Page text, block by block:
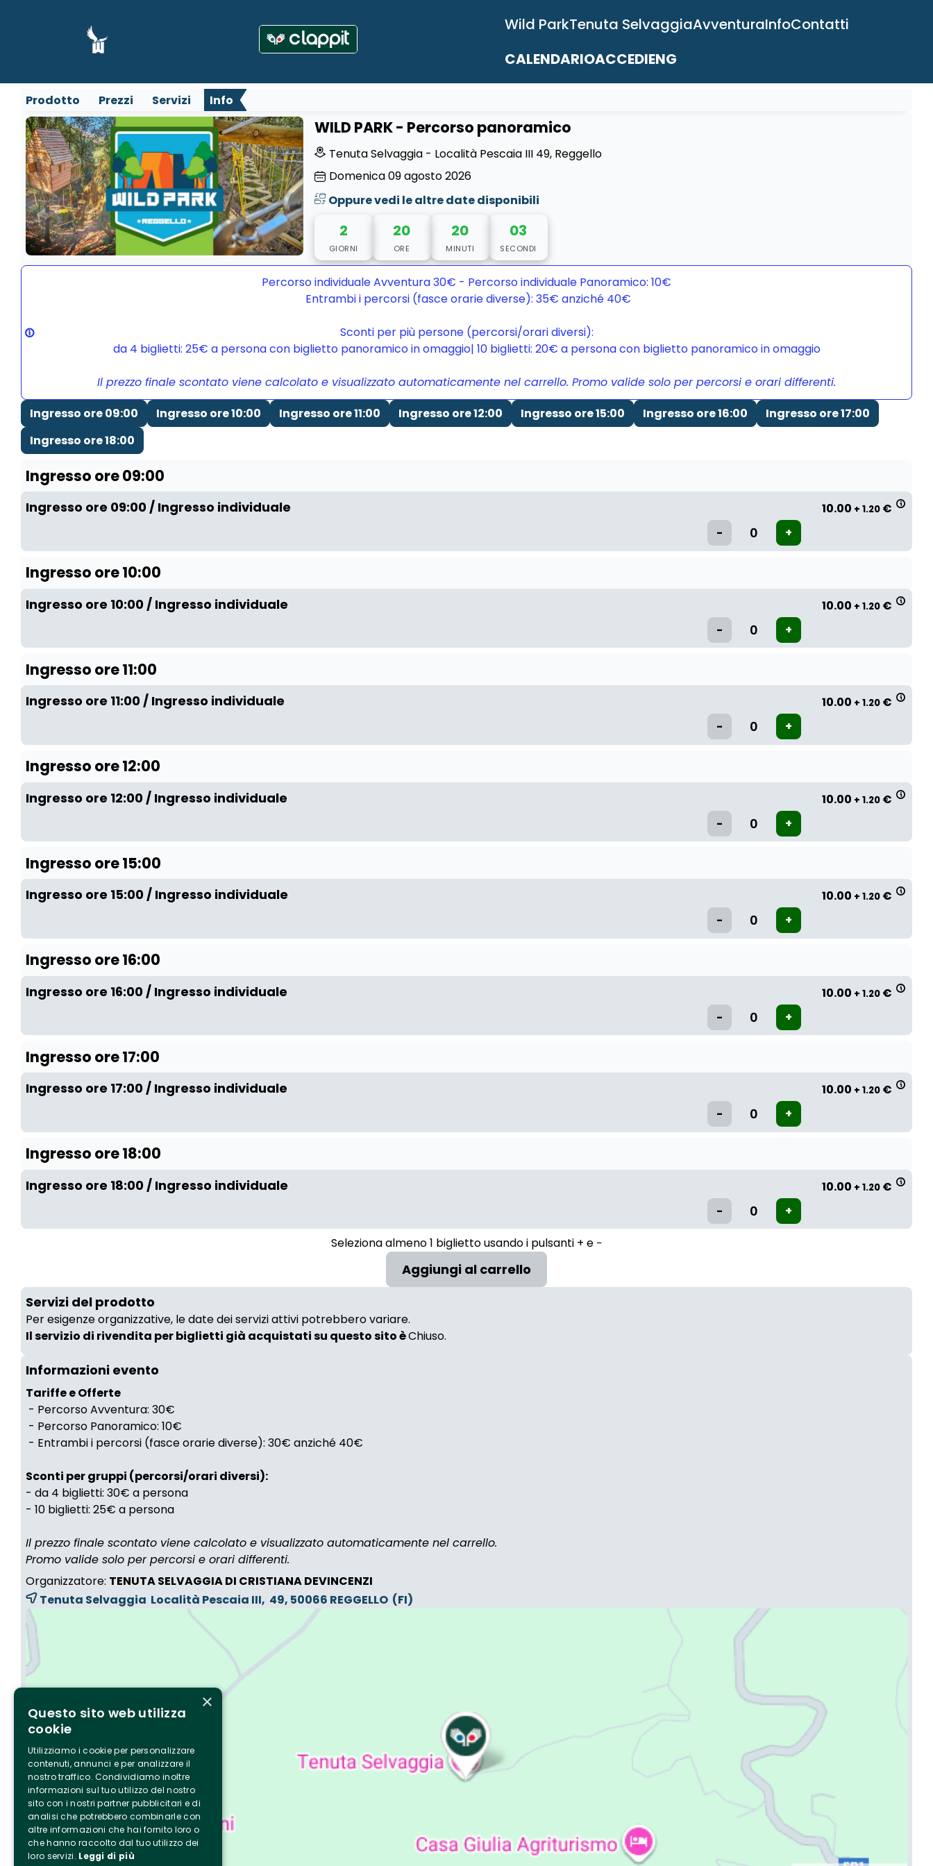
Wild ParkTenuta SelvaggiaAvventuraInfoContatti
CALENDARIOACCEDIENG
Prodotto Prezzi Servizi Info
WILD PARK - Percorso panoramico
Tenuta Selvaggia - Località Pescaia III 49, Reggello
Domenica09agosto 2026
Oppure vedi le altre date disponibili
2
GIORNI
20
ORE
20
MINUTI
02
SECONDI
Percorso individuale Avventura 30€ - Percorso individuale Panoramico: 10€
Entrambi i percorsi (fasce orarie diverse): 35€ anziché 40€
Sconti per più persone (percorsi/orari diversi):
da 4 biglietti: 25€ a persona con biglietto panoramico in omaggio| 10 biglietti: 20€ a persona con biglietto panoramico in omaggio
Il prezzo finale scontato viene calcolato e visualizzato automaticamente nel carrello. Promo valide solo per percorsi e orari differenti.
Ingresso ore 09:00
Ingresso ore 10:00 Ingresso ore 11:00 Ingresso ore 12:00 Ingresso ore 15:00 Ingresso ore 16:00
Ingresso ore 17:00
Ingresso ore 18:00
Ingresso ore 09:00
Ingresso ore 09:00 / Ingresso individuale 10.00 + 1.20 €
Ingresso ore 10:00
Ingresso ore 10:00 / Ingresso individuale 10.00 + 1.20 €
Ingresso ore 11:00
Ingresso ore 11:00 / Ingresso individuale 10.00 + 1.20 €
Ingresso ore 12:00
Ingresso ore 12:00 / Ingresso individuale 10.00 + 1.20 €
Ingresso ore 15:00
Ingresso ore 15:00 / Ingresso individuale 10.00 + 1.20 €
Ingresso ore 16:00
Ingresso ore 16:00 / Ingresso individuale 10.00 + 1.20 €
Ingresso ore 17:00
Ingresso ore 17:00 / Ingresso individuale 10.00 + 1.20 €
Ingresso ore 18:00
Ingresso ore 18:00 / Ingresso individuale 10.00 + 1.20 €
Seleziona almeno 1 biglietto usando i pulsanti + e −
Servizi del prodotto
Per esigenze organizzative, le date dei servizi attivi potrebbero variare.
Il servizio di rivendita per biglietti già acquistati su questo sito èChiuso.
Informazioni evento
Tariffe e Offerte
- Percorso Avventura: 30€
- Percorso Panoramico: 10€
- Entrambi i percorsi (fasce orarie diverse): 30€ anziché 40€
Sconti per gruppi (percorsi/orari diversi):
- da 4 biglietti: 30€ a persona
- 10 biglietti: 25€ a persona
Il prezzo finale scontato viene calcolato e visualizzato automaticamente nel carrello.
Promo valide solo per percorsi e orari differenti.
Organizzatore: TENUTA SELVAGGIA DI CRISTIANA DEVINCENZI
Tenuta Selvaggia Località Pescaia III, 49, 50066 REGGELLO (FI)
×
Questo sito web utilizza
cookie
Utilizziamo i cookie per personalizzare
contenuti, annunci e per analizzare il
nostro traffico. Condividiamo inoltre
informazioni sul tuo utilizzo del nostro
sito con i nostri partner pubblicitari e di
analisi che potrebbero combinarle con
altre informazioni che hai fornito loro o
che hanno raccolto dal tuo utilizzo dei
loro servizi. Leggi di più